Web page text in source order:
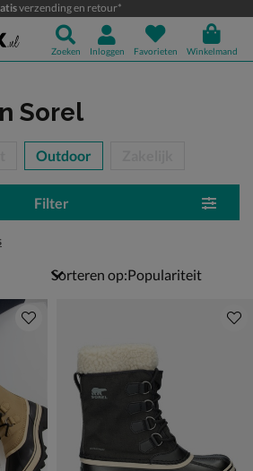
verzending en retour*
Zoeken Inloggen Favorieten Winkelmand
Sorel
Outdoor
Filter
Sorteren op: